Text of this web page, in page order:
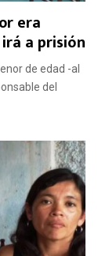
era
a prisión
de edad -al
del